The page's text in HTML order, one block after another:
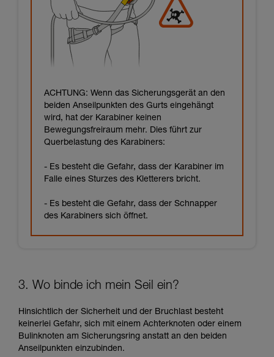
ACHTUNG: Wenn das Sicherungsgerät an den
beiden Anseilpunkten des Gurts eingehängt
wird, hat der Karabiner keinen
Bewegungsfreiraum mehr. Dies führt zur
Querbelastung des Karabiners:
- Es besteht die Gefahr, dass der Karabiner im
Falle eines Sturzes des Kletterers bricht.
- Es besteht die Gefahr, dass der Schnapper
des Karabiners sich öffnet.
3. Wo binde ich mein Seil ein?
Hinsichtlich der Sicherheit und der Bruchlast besteht
keinerlei Gefahr, sich mit einem Achterknoten oder einem
Bulinknoten am Sicherungsring anstatt an den beiden
Anseilpunkten einzubinden.